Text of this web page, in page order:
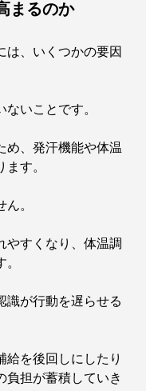
まるのか
は、いくつかの要因
いことです。
め、発汗機能や体温
す。
。
やすくなり、体温調
識が行動を遅らせる
給を後回しにしたり
負担が蓄積していき